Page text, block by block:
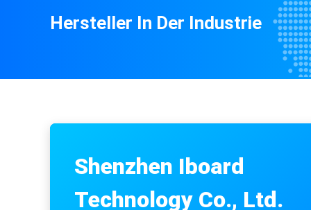
Hersteller In Der Industrie
Shenzhen Iboard
Technology Co., Ltd.